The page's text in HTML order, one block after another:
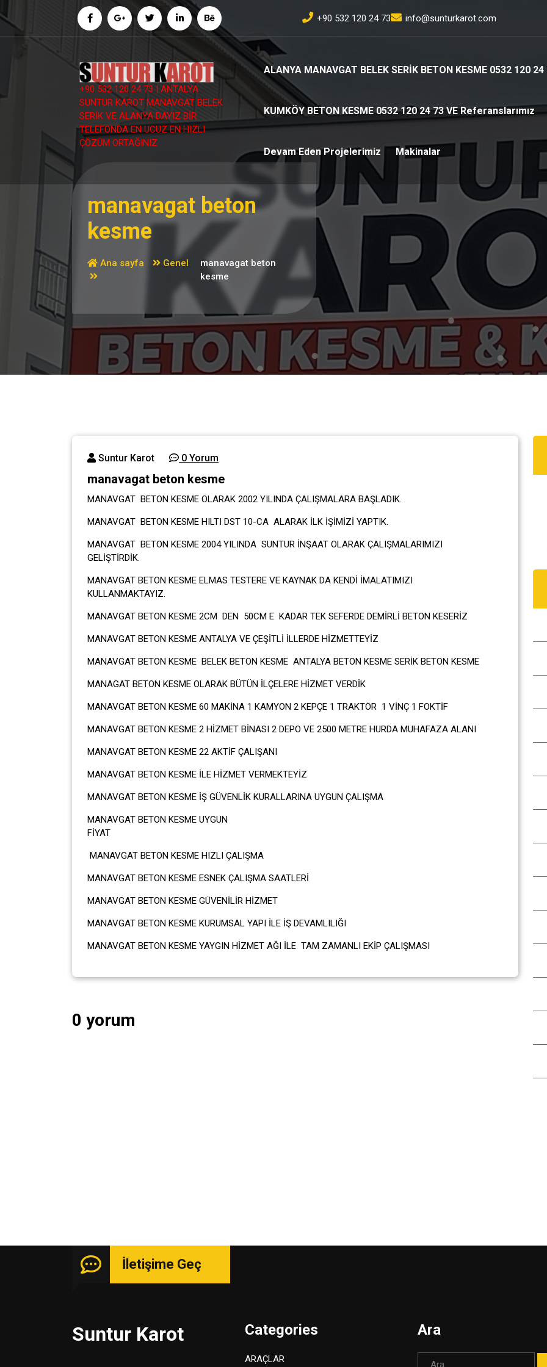
geç
+90 532 120 24 73 info@sunturkarot.com
+90 532 120 24 73 | ANTALYA
SUNTUR KAROT MANAVGAT BELEK
SERİK VE ALANYA DAYIZ BİR
TELEFONDA EN UCUZ EN HIZLI
ÇÖZÜM ORTAĞINIZ
ALANYA MANAVGAT BELEK SERİK BETON KESME 0532 120 24
KUMKÖY BETON KESME 0532 120 24 73 VE Referanslarımız
Devam Eden Projelerimiz Makinalar
manavagat beton
kesme
Ana sayfa Genel
manavagat beton
kesme
Suntur Karot 0 Yorum
manavagat beton kesme
MANAVGAT BETON KESME OLARAK 2002 YILINDA ÇALIŞMALARA BAŞLADIK.
MANAVGAT BETON KESME HILTI DST 10-CA ALARAK İLK İŞİMİZİ YAPTIK.
MANAVGAT BETON KESME 2004 YILINDA SUNTUR İNŞAAT OLARAK ÇALIŞMALARIMIZI
GELİŞTİRDİK.
MANAVGAT BETON KESME ELMAS TESTERE VE KAYNAK DA KENDİ İMALATIMIZI
KULLANMAKTAYIZ.
MANAVGAT BETON KESME 2CM DEN 50CM E KADAR TEK SEFERDE DEMİRLİ BETON KESERİZ
MANAVGAT BETON KESME ANTALYA VE ÇEŞİTLİ İLLERDE HİZMETTEYİZ
MANAVGAT BETON KESME BELEK BETON KESME ANTALYA BETON KESME SERİK BETON KESME
MANAGAT BETON KESME OLARAK BÜTÜN İLÇELERE HİZMET VERDİK
MANAVGAT BETON KESME 60 MAKİNA 1 KAMYON 2 KEPÇE 1 TRAKTÖR 1 VİNÇ 1 FOKTİF
MANAVGAT BETON KESME 2 HİZMET BİNASI 2 DEPO VE 2500 METRE HURDA MUHAFAZA ALANI
MANAVGAT BETON KESME 22 AKTİF ÇALIŞANI
MANAVGAT BETON KESME İLE HİZMET VERMEKTEYİZ
MANAVGAT BETON KESME İŞ GÜVENLİK KURALLARINA UYGUN ÇALIŞMA
MANAVGAT BETON KESME UYGUN
FİYAT
MANAVGAT BETON KESME HIZLI ÇALIŞMA
MANAVGAT BETON KESME ESNEK ÇALIŞMA SAATLERİ
MANAVGAT BETON KESME GÜVENİLİR HİZMET
MANAVGAT BETON KESME KURUMSAL YAPI İLE İŞ DEVAMLILIĞI
MANAVGAT BETON KESME YAYGIN HİZMET AĞI İLE TAM ZAMANLI EKİP ÇALIŞMASI
0 yorum
İletişime Geç
Suntur Karot Categories
ARAÇLAR
Ara
Arama: